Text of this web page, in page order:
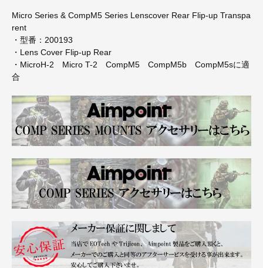
Micro Series & CompM5 Series Lenscover Rear Flip-up Transpa
rent
・型番：200193
・Lens Cover Flip-up Rear
・MicroH-2 Micro T-2 CompM5 CompM5b CompM5sに適
合